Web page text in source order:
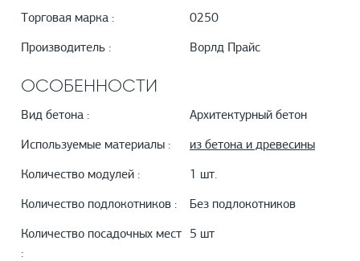
Торговая марка : 0250
Производитель : Ворлд Прайс
ОСОБЕННОСТИ
Вид бетона : Архитектурный бетон
Используемые материалы : из бетона и древесины
Количество модулей : 1 шт.
Количество подлокотников : Без подлокотников
Количество посадочных мест
:
5 шт